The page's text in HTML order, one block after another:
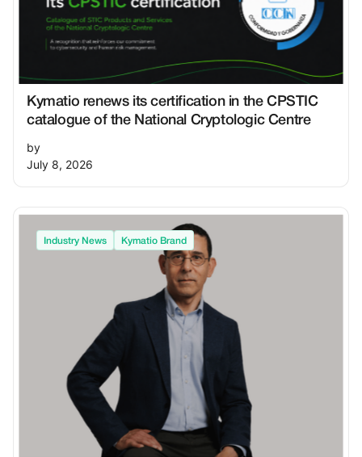
Kymatio renews its certification in the CPSTIC
catalogue of the National Cryptologic Centre
by
July 8, 2026
Industry News Kymatio Brand